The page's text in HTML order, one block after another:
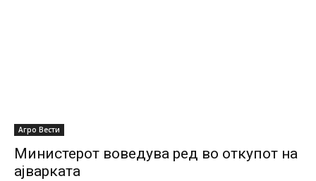
Агро Вести
Министерот воведува ред во откупот на
ајварката